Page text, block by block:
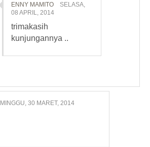
ENNY MAMITO
SELASA,
08 APRIL, 2014
trimakasih
kunjungannya ..
MINGGU, 30 MARET, 2014